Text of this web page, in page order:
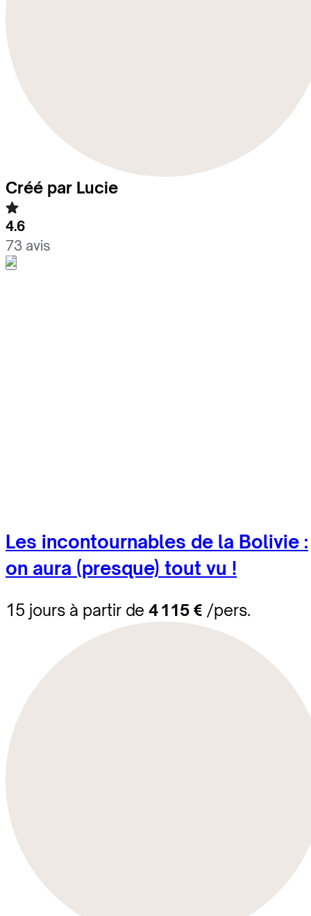
Créé par Lucie
4.6
73 avis
Les incontournables de la Bolivie :
on aura (presque) tout vu !
15 jours à partir de 4 115 € /pers.